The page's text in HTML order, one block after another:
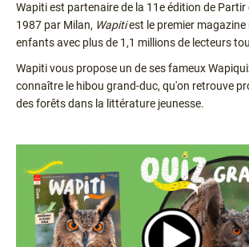
Chapô
Wapiti est partenaire de la 11e édition de Partir
1987 par Milan, Wapitiest le premier
enfants avec plus de 1,1 millions de lecteurs
Wapiti vous propose un de ses fameux
connaître le hibou grand-duc, qu'on retrouve
des forêts dans la littérature jeunesse.